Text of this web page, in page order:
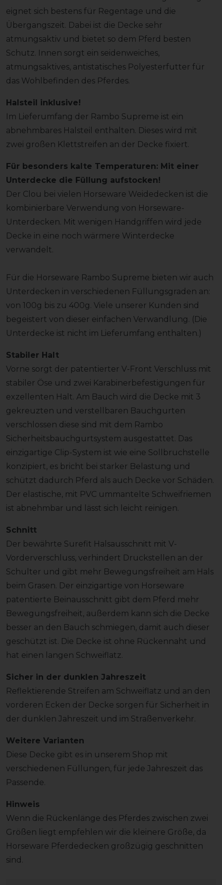
eignet sich bestens für Regentage und die
Übergangszeit. Dabei ist die Decke sehr
atmungsaktiv und bietet so dem Pferd besten
Schutz. Innen sorgt ein seidenweiches,
atmungsaktives, antistatisches Polyesterfutter für
das Wohlbefinden des Pferdes.
Halsteil inklusive!
Im Lieferumfang der Rambo Supreme ist ein
abnehmbares Halsteil enthalten. Dieses wird mit
zwei großen Klettstreifen an der Decke fixiert.
Für besonders kalte Temperaturen: Mit einer
Unterdecke die Füllung aufstocken!
Der Clou bei vielen Horseware Weidedecken ist die
kombinierbare Verwendung von Horseware-
Unterdecken. Mit wenigen Handgriffen wird jede
Decke in eine noch wärmere Winterdecke
verwandelt.
Für die Horseware Rambo Supreme bieten wir auch
Unterdecken in verschiedenen Füllungsgraden an:
von 100g bis zu 400g. Viele unserer Kunden sind
begeistert von dieser einfachen Verwandlung. (Die
Unterdecke ist nicht im Lieferumfang enthalten.)
Stabiler Halt
Vorne sorgt der patentierter V-Front Verschluss mit
stabiler Öse und zwei Karabinerbefestigungen für
exzellenten Halt. Am Bauch wird die Decke mit 3
gekreuzten und verstellbaren Bauchgurten
verschlossen diese sind mit dem Rambo
Sicherheitsbauchgurtsystem ausgestattet. Das
einzigartige Clip-System ist wie eine Sollbruchstelle
konzipiert, es bricht bei starker Belastung und
schützt dadurch Pferd als auch Decke vor Schäden.
Der elastische, mit PVC ummantelte Schweifriemen
ist abnehmbar und lässt sich leicht reinigen.
Schnitt
Der bewährte Surefit Halsausschnitt mit V-
Vorderverschluss, verhindert Druckstellen an der
Schulter und gibt mehr Bewegungsfreiheit am Hals
beim Grasen. Der einzigartige von Horseware
patentierte Beinausschnitt gibt dem Pferd mehr
Bewegungsfreiheit, außerdem kann sich die Decke
besser an den Bauch schmiegen, damit auch dieser
geschützt ist. Die Decke ist ohne Rückennaht und
hat einen langen Schweiflatz.
Sicher in der dunklen Jahreszeit
Reflektierende Streifen am Schweiflatz und an den
vorderen Ecken der Decke sorgen für Sicherheit in
der dunklen Jahreszeit und im Straßenverkehr.
Weitere Varianten
Diese Decke gibt es in unserem Shop mit
verschiedenen Füllungen, für jede Jahreszeit das
Passende.
Hinweis
Wenn die Rückenlänge des Pferdes zwischen zwei
Größen liegt empfehlen wir die kleinere Größe, da
Horseware Pferdedecken großzügig geschnitten
sind.